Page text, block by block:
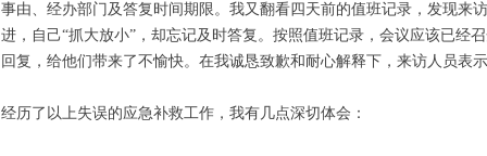
事由、经办部门及答复时间期限。我又翻看四天前的值班记录，发现来
进，自己“抓大放小”，却忘记及时答复。按照值班记录，会议应该已
回复，给他们带来了不愉快。在我诚恳致歉和耐心解释下，来访人员表
经历了以上失误的应急补救工作，我有几点深切体会：